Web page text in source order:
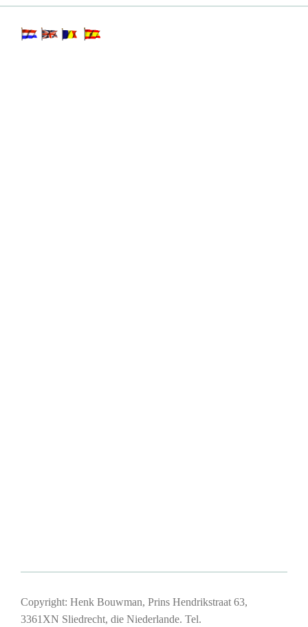
Copyright: Henk Bouwman, Prins Hendrikstraat 63,
3361XN Sliedrecht, die Niederlande. Tel.